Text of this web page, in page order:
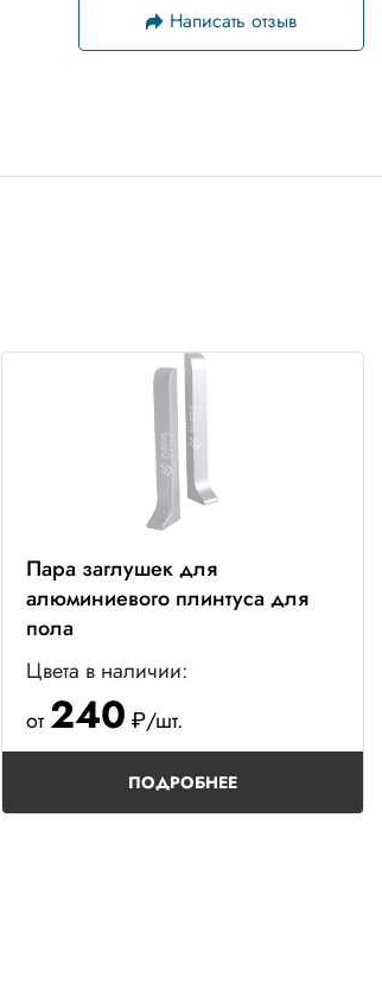
Написать отзыв
Пара заглушек для
алюминиевого плинтуса для
пола
Цвета в наличии:
от 240 ₽/шт.
ПОДРОБНЕЕ